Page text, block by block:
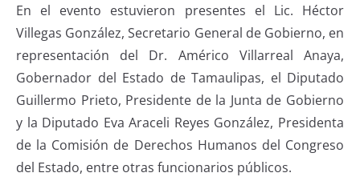
En el evento estuvieron presentes el Lic. Héctor
Villegas González, Secretario General de Gobierno, en
representación del Dr. Américo Villarreal Anaya,
Gobernador del Estado de Tamaulipas, el Diputado
Guillermo Prieto, Presidente de la Junta de Gobierno
y la Diputado Eva Araceli Reyes González, Presidenta
de la Comisión de Derechos Humanos del Congreso
del Estado, entre otras funcionarios públicos.